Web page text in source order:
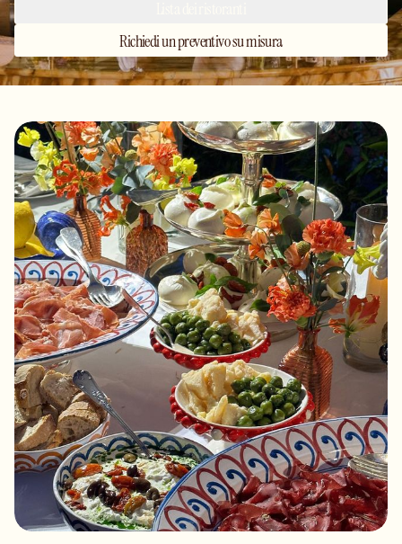
Richiedi un preventivo su misura